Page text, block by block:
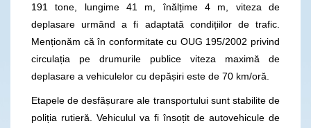
191 tone, lungime 41 m, înălțime 4 m, viteza de
deplasare urmând a fi adaptată condițiilor de trafic.
Menționăm că în conformitate cu OUG 195/2002 privind
circulația pe drumurile publice viteza maximă de
deplasare a vehiculelor cu depășiri este de 70 km/oră.
Etapele de desfășurare ale transportului sunt stabilite de
poliția rutieră. Vehiculul va fi însoțit de autovehicule de